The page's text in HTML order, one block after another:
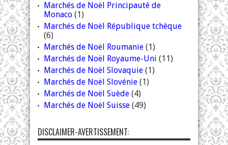
Marchés de Noël Principauté de
Monaco (1)
Marchés de Noël République tchèque
(6)
Marchés de Noël Roumanie (1)
Marchés de Noël Royaume-Uni (11)
Marchés de Noël Slovaquie (1)
Marchés de Noël Slovénie (1)
Marchés de Noël Suède (4)
Marchés de Noël Suisse (49)
DISCLAIMER-AVERTISSEMENT: